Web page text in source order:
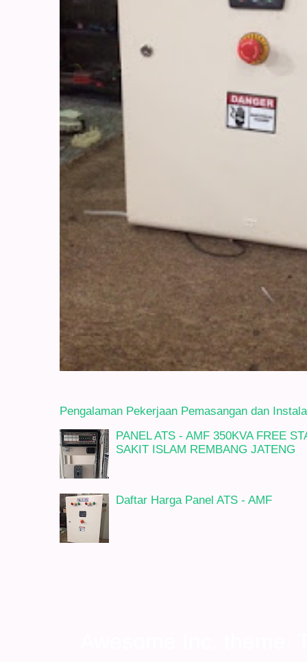
Pengalaman Pekerjaan Pemasangan dan
PANEL ATS - AMF 350KVA FREE
SAKIT ISLAM REMBANG JATENG
Daftar Harga Panel ATS - AMF